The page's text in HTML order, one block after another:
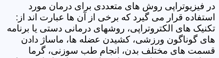
در فیزیوتراپی روش های متعددی برای درمان مورد
استفاده قرار می گیرد که برخی از آن ها عبارت اند از:
تکنیک های الکتروتراپی، روشهای درمانی دستی یا برنامه
های گوناگون ورزشی، کشیدن عضله ها، ماساژ دادن
قسمت های مختلف بدن، انجام طب سوزنی، گرما